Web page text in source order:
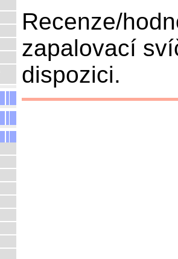
Recenze/
zapalovací
dispozici.